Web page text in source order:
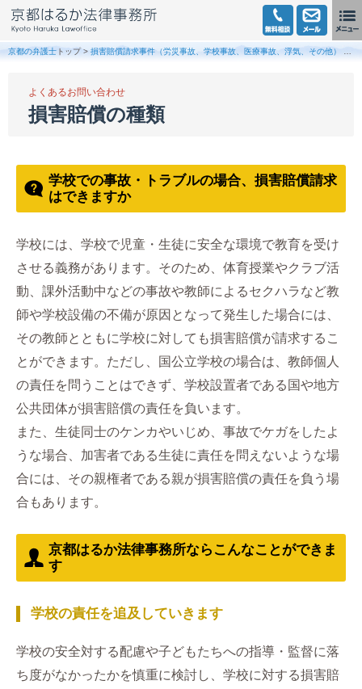
京都の弁護士 トップ > 損害賠償請求事件（労災事故、学校事故、医療事故、浮気、その他）
よくあるお問い合わせ
損害賠償の種類
学校での事故・トラブルの場合、損害賠償請求
はできますか
学校には、学校で児童・生徒に安全な環境で教育を受け
させる義務があります。そのため、体育授業やクラブ活
動、課外活動中などの事故や教師によるセクハラなど教
師や学校設備の不備が原因となって発生した場合には、
その教師とともに学校に対しても損害賠償が請求するこ
とができます。ただし、国公立学校の場合は、教師個人
の責任を問うことはできず、学校設置者である国や地方
公共団体が損害賠償の責任を負います。
また、生徒同士のケンカやいじめ、事故でケガをしたよ
うな場合、加害者である生徒に責任を問えないような場
合には、その親権者である親が損害賠償の責任を負う場
合もあります。
京都はるか法律事務所ならこんなことができま
す
学校の責任を追及していきます
学校の安全対する配慮や子どもたちへの指導・監督に落
ち度がなかったかを慎重に検討し、学校に対する損害賠